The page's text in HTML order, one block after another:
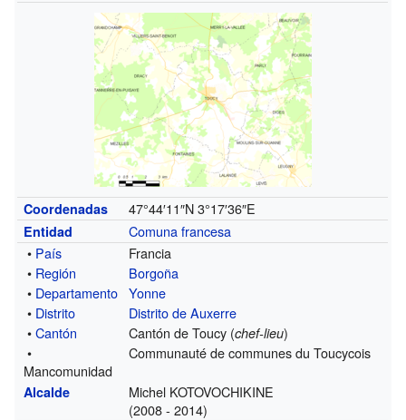
Coordenadas 47°44′11″N 3°17′36″E
Entidad
Comuna francesa
• País
Francia
• Región
Borgoña
• Departamento Yonne
• Distrito
Distrito de Auxerre
•Cantón Cantón de Toucy (chef-lieu)
•
Mancomunidad
Communauté de communes du Toucycois
Alcalde
Michel KOTOVOCHIKINE
(2008 - 2014)